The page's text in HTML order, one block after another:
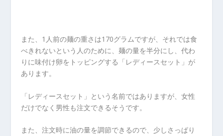
また、1人前の麺の重さは170グラムですが、それでは食
べきれないという人のために、麺の量を半分にし、代わ
りに味付け卵をトッピングする「レディースセット」が
あります。
「レディースセット」という名前ではありますが、女性
だけでなく男性も注文できるそうです。
また、注文時に油の量を調節できるので、少しさっぱり